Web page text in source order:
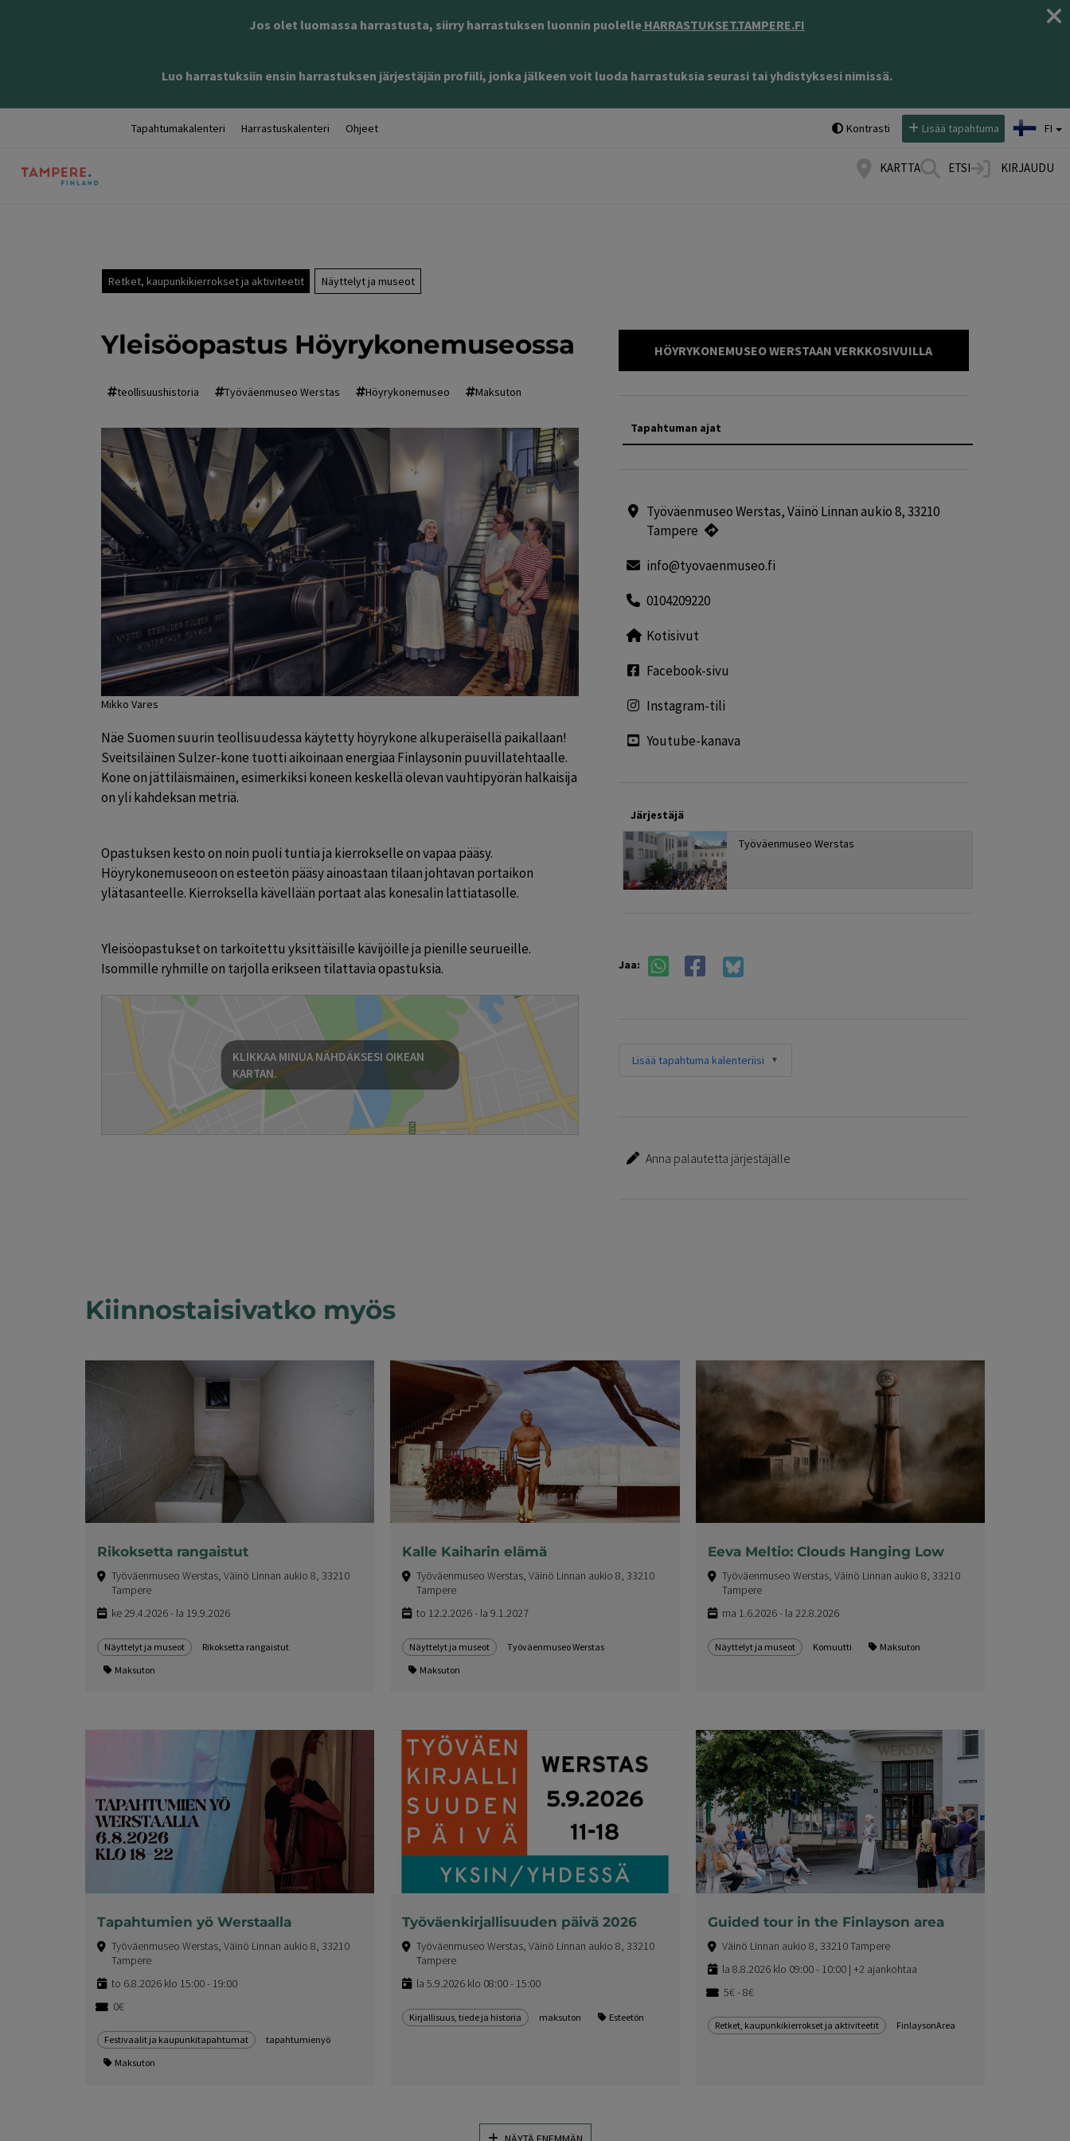
Jos olet luomassa harrastusta, siirry harrastuksen luonnin puolelle HARRASTUKSET.TAMPERE.FI
Luo harrastuksiin ensin harrastuksen järjestäjän profiili, jonka jälkeen voit luoda harrastuksia seurasi tai yhdistyksesi nimissä.
Tapahtumakalenteri Harrastuskalenteri Ohjeet Kontrasti Lisää tapahtuma FI
KARTTA ETSI KIRJAUDU
Retket, kaupunkikierrokset ja aktiviteetit Näyttelyt ja museot
Yleisöopastus Höyrykonemuseossa
teollisuushistoria Työväenmuseo Werstas Höyrykonemuseo Maksuton
Mikko Vares
Näe Suomen suurin teollisuudessa käytetty höyrykone alkuperäisellä paikallaan!
Sveitsiläinen Sulzer-kone tuotti aikoinaan energiaa Finlaysonin puuvillatehtaalle.
Kone on jättiläismäinen, esimerkiksi koneen keskellä olevan vauhtipyörän halkaisija
on yli kahdeksan metriä.
Opastuksen kesto on noin puoli tuntia ja kierrokselle on vapaa pääsy.
Höyrykonemuseoon on esteetön pääsy ainoastaan tilaan johtavan portaikon
ylätasanteelle. Kierroksella kävellään portaat alas konesalin lattiatasolle.
Yleisöopastukset on tarkoitettu yksittäisille kävijöille ja pienille seurueille.
Isommille ryhmille on tarjolla erikseen tilattavia opastuksia.
KLIKKAA MINUA NÄHDÄKSESI OIKEAN
KARTAN.
HÖYRYKONEMUSEO WERSTAAN VERKKOSIVUILLA
Tapahtuman ajat
Työväenmuseo Werstas, Väinö Linnan aukio 8, 33210
Tampere
info@tyovaenmuseo.fi
0104209220
Kotisivut
Facebook-sivu
Instagram-tili
Youtube-kanava
Järjestäjä
Työväenmuseo Werstas
Jaa:
Lisää tapahtuma kalenteriisi
Anna palautetta järjestäjälle
Kiinnostaisivatko myös
Rikoksetta rangaistut
Työväenmuseo Werstas, Väinö Linnan aukio 8, 33210
Tampere
ke 29.4.2026 - la 19.9.2026
Näyttelyt ja museot
Rikoksetta rangaistut
Maksuton
Kalle Kaiharin elämä
Työväenmuseo Werstas, Väinö Linnan aukio 8, 33210
Tampere
to 12.2.2026 - la 9.1.2027
Näyttelyt ja museot
Työväenmuseo Werstas
Maksuton
Eeva Meltio: Clouds Hanging Low
Työväenmuseo Werstas, Väinö Linnan aukio 8, 33210
Tampere
ma 1.6.2026 - la 22.8.2026
Näyttelyt ja museot Komuutti Maksuton
Tapahtumien yö Werstaalla
Työväenmuseo Werstas, Väinö Linnan aukio 8, 33210
Tampere
to 6.8.2026 klo 15:00 - 19:00
0€
Festivaalit ja kaupunkitapahtumat
tapahtumienyö
Maksuton
Työväenkirjallisuuden päivä 2026
Työväenmuseo Werstas, Väinö Linnan aukio 8, 33210
Tampere
la 5.9.2026 klo 08:00 - 15:00
Kirjallisuus, tiede ja historia maksuton Esteetön
Guided tour in the Finlayson area
Väinö Linnan aukio 8, 33210 Tampere
la 8.8.2026 klo 09:00 - 10:00 | +2 ajankohtaa
5€ - 8€
Retket, kaupunkikierrokset ja aktiviteetit FinlaysonArea